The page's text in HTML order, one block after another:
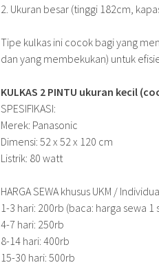
2. Ukuran besar (tinggi 182cm,
Tipe kulkas ini cocok bagi yang
dan yang membekukan) untuk
KULKAS 2 PINTU ukuran kecil
SPESIFIKASI:
Merek: Panasonic
Dimensi: 52 x 52 x 120 cm
Listrik: 80 watt
HARGA SEWA khusus UKM /
1-3 hari: 200rb (baca: harga sewa 1
4-7 hari: 250rb
8-14 hari: 400rb
15-30 hari: 500rb